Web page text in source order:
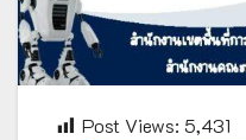
Post Views: 5,431